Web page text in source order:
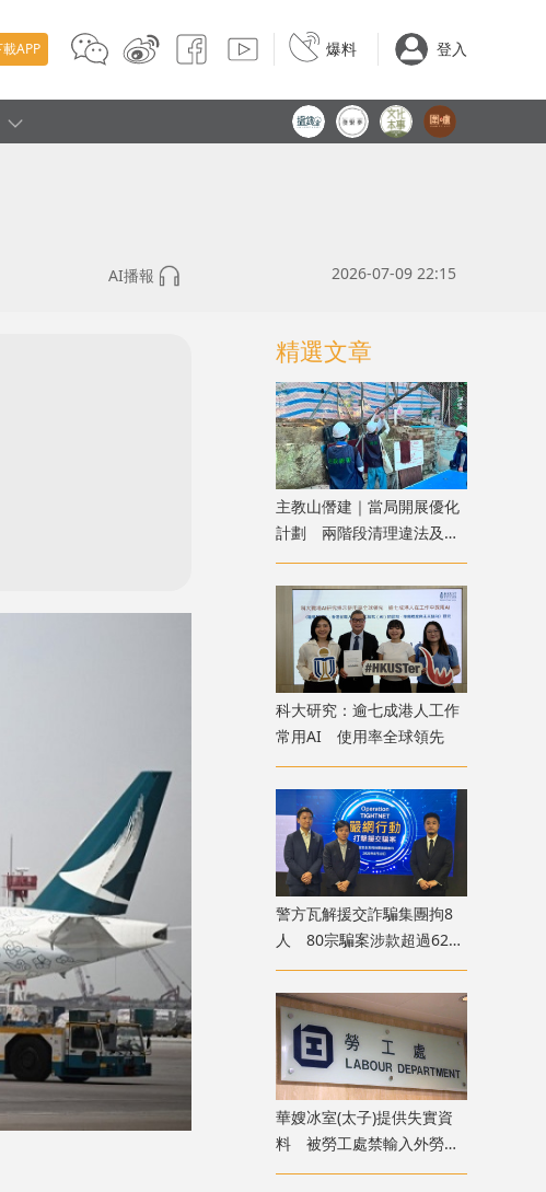
APP 爆料 登入
AI播報 2026-07-09 22:15
精選文章
主教山僭建｜當局開展優化
計劃 兩階段清理違法及不
安全構築物
科大研究：逾七成港人工作
常用AI 使用率全球領先
​警方瓦解援交詐騙集團拘8
人 80宗騙案涉款超過620
萬
華嫂冰室(太子)提供失實資
料 被勞工處禁輸入外勞一
年